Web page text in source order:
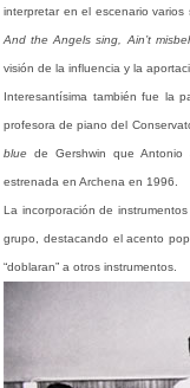
interpretar en el escenario varios
And the Angels sing, Ain’t
visión de la influencia y la
Interesantísima también fue la
profesora de piano del
blue de Gershwin que Antonio
estrenada en Archena en 1996.
La incorporación de
grupo, destacando el acento
“doblaran” a otros instrumentos.